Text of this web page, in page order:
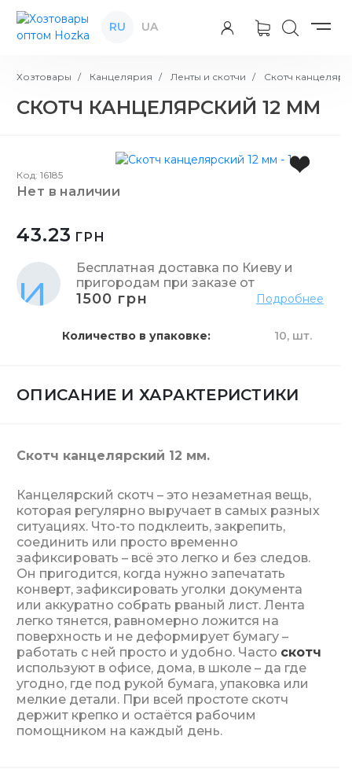
RU UA
Хозтовары Канцелярия Ленты и скотчи Скотч
СКОТЧ КАНЦЕЛЯРСКИЙ 12 ММ
Код: 16185
нет в наличии
43.23 ГРН
Бесплатная доставка по Киеву и
пригородам при заказе от
1500 грн Подробнее
Количество в упаковке 10, шт.
ОПИСАНИЕ И ХАРАКТЕРИСТИКИ
Скотч канцелярский 12 мм.
Канцелярский скотч – это незаметная вещь,
которая регулярно выручает в самых разных
ситуациях. Что-то подклеить, закрепить,
соединить или просто временно
зафиксировать – всё это легко и без следов.
Он пригодится, когда нужно запечатать
конверт, зафиксировать уголки документа
или аккуратно собрать рваный лист. Лента
легко тянется, равномерно ложится на
поверхность и не деформирует бумагу –
работать с ней просто и удобно. Часто скотч
используют в офисе, дома, в школе – да где
угодно, где под рукой бумага, упаковка или
мелкие детали. При всей простоте скотч
держит крепко и остаётся рабочим
помощником на каждый день.